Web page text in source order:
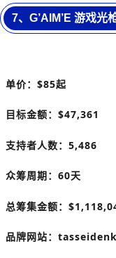
7、G’AIM’E 游戏光
单价：$85起
目标金额：$47,361
支持者人数：5,486
众筹周期：60天
总筹集金额：
品牌网站：